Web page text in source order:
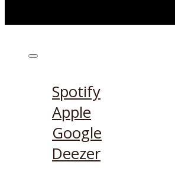
Spotify
Apple
Google
Deezer